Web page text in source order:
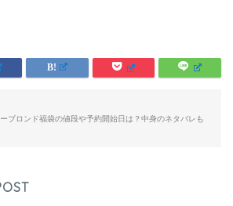
ブロンド福袋の値段や予約開始日は？中身のネタバレも